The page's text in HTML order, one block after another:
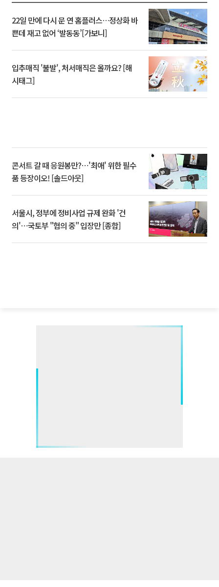
22일 만에 다시 문 연 홈플러스…정상화 바
쁜데 재고 없어 ‘발동동’[가보니]
입추매직 '불발', 처서매직은 올까요? [해
시태그]
콘서트 갈 때 응원봉만?⋯'최애' 위한 필수
품 등장이오! [솔드아웃]
서울시, 정부에 정비사업 규제 완화 '건
의'⋯국토부 "협의 중" 입장만 [종합]